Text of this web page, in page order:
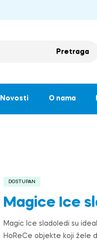
Pretraga
Novosti O nama
DOSTUPAN
Magice Ice
Magic Ice sladoledi su
HoReCe objekte koji žele